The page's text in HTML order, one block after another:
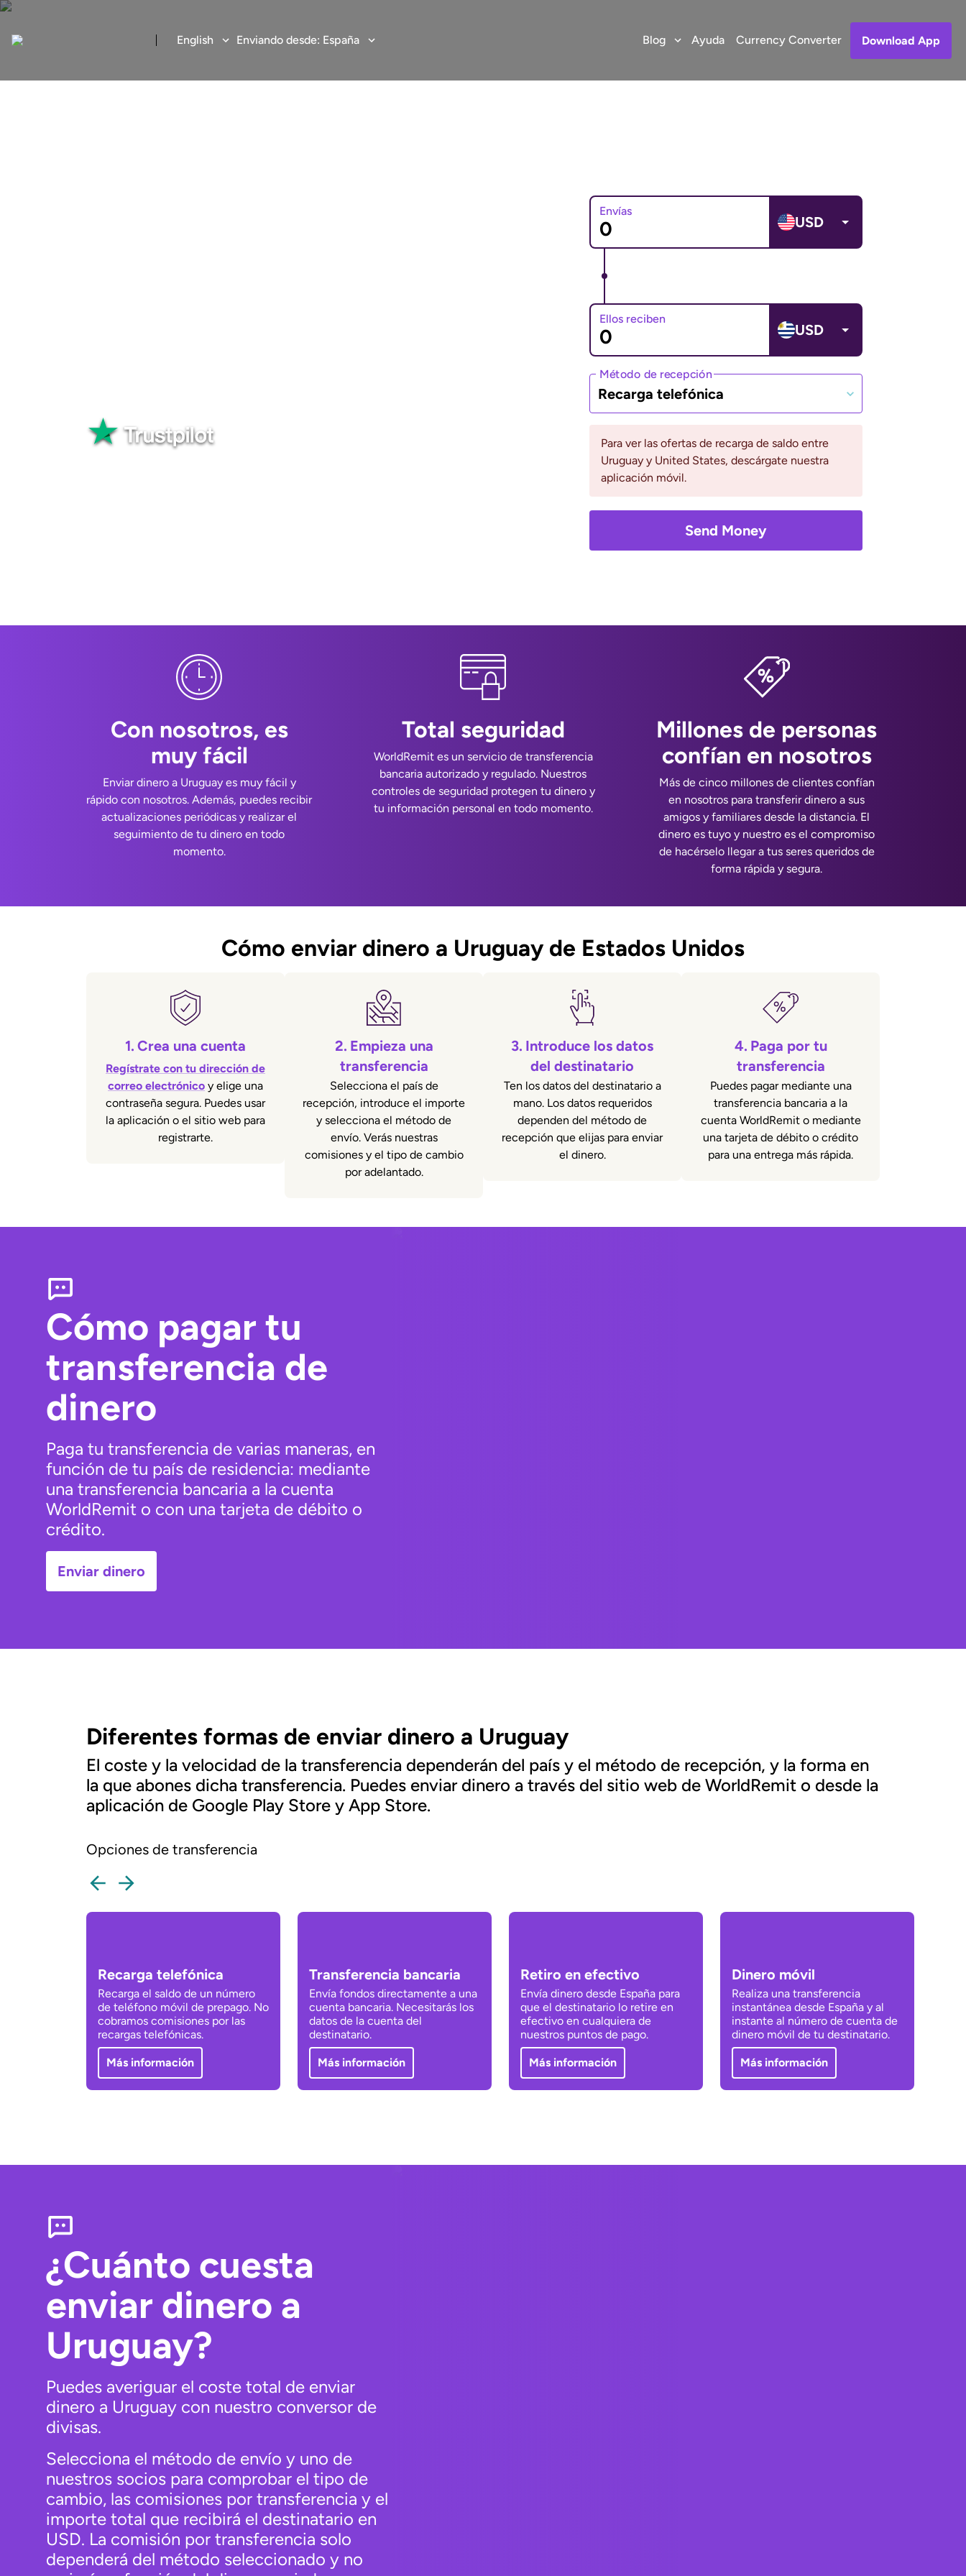
English Enviando desde: España Blog Ayuda Currency Converter Download App
Envías
USD
Ellos reciben
USD
Método de recepción
Recarga telefónica
Para ver las ofertas de recarga de saldo entre
Uruguay y United States, descárgate nuestra
aplicación móvil.
Send Money
Con nosotros, es
muy fácil
Enviar dinero a Uruguay es muy fácil y
rápido con nosotros. Además, puedes recibir
actualizaciones periódicas y realizar el
seguimiento de tu dinero en todo
momento.
Total seguridad
WorldRemit es un servicio de transferencia
bancaria autorizado y regulado. Nuestros
controles de seguridad protegen tu dinero y
tu información personal en todo momento.
Millones de personas
confían en nosotros
Más de cinco millones de clientes confían
en nosotros para transferir dinero a sus
amigos y familiares desde la distancia. El
dinero es tuyo y nuestro es el compromiso
de hacérselo llegar a tus seres queridos de
forma rápida y segura.
Cómo enviar dinero a Uruguay de Estados Unidos
1. Crea una cuenta
Regístrate con tu dirección de
correo electrónico y elige una
contraseña segura. Puedes usar
la aplicación o el sitio web para
registrarte.
2. Empieza una
transferencia
Selecciona el país de
recepción, introduce el importe
y selecciona el método de
envío. Verás nuestras
comisiones y el tipo de cambio
por adelantado.
3. Introduce los datos
del destinatario
Ten los datos del destinatario a
mano. Los datos requeridos
dependen del método de
recepción que elijas para enviar
el dinero.
4. Paga por tu
transferencia
Puedes pagar mediante una
transferencia bancaria a la
cuenta WorldRemit o mediante
una tarjeta de débito o crédito
para una entrega más rápida.
Cómo pagar tu
transferencia de
dinero
Paga tu transferencia de varias maneras, en
función de tu país de residencia: mediante
una transferencia bancaria a la cuenta
WorldRemit o con una tarjeta de débito o
crédito.
Enviar dinero
Diferentes formas de enviar dinero a Uruguay
El coste y la velocidad de la transferencia dependerán del país y el método de recepción, y la forma en
la que abones dicha transferencia. Puedes enviar dinero a través del sitio web de WorldRemit o desde la
aplicación de Google Play Store y App Store.
Opciones de transferencia
Recarga telefónica
Recarga el saldo de un número
de teléfono móvil de prepago. No
cobramos comisiones por las
recargas telefónicas.
Más información
Transferencia bancaria
Envía fondos directamente a una
cuenta bancaria. Necesitarás los
datos de la cuenta del
destinatario.
Más información
Retiro en efectivo
Envía dinero desde España para
que el destinatario lo retire en
efectivo en cualquiera de
nuestros puntos de pago.
Más información
Dinero móvil
Realiza una transferencia
instantánea desde España y al
instante al número de cuenta de
dinero móvil de tu destinatario.
Más información
¿Cuánto cuesta
enviar dinero a
Uruguay?
Puedes averiguar el coste total de enviar
dinero a Uruguay con nuestro conversor de
divisas.
Selecciona el método de envío y uno de
nuestros socios para comprobar el tipo de
cambio, las comisiones por transferencia y el
importe total que recibirá el destinatario en
USD. La comisión por transferencia solo
dependerá del método seleccionado y no